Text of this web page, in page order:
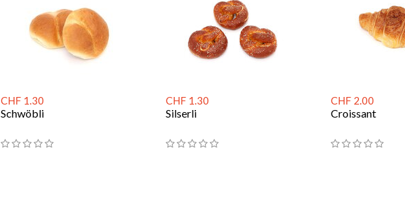
CHF 1.30
Schwöbli
CHF 1.30
Silserli
CHF 2.00
Croissant